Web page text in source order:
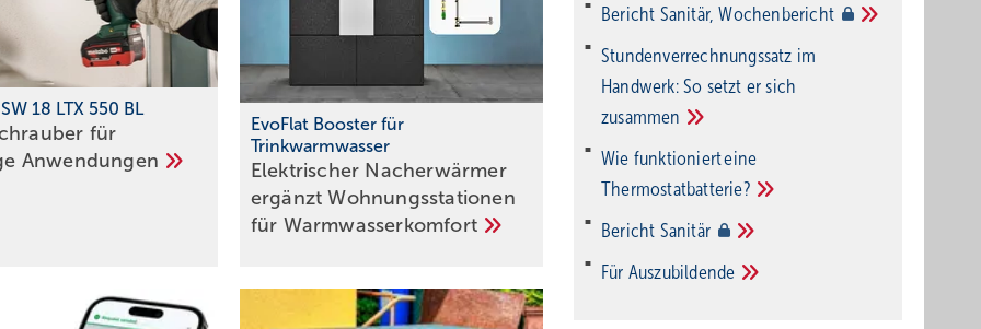
18 LTX 550 BL
für
Anwendungen
EvoFlat Booster für
Trinkwarmwasser
Elektrischer Nacherwärmer
ergänzt Wohnungsstationen
für Warmwasserkomfort
Bericht Sanitär,Wochenbericht
Stundenverrechnungssatz im
Handwerk: So setzt er sich
zusammen
Wie funktioniert eine
Thermostatbatterie?
Bericht Sanitär
Für Auszubildende